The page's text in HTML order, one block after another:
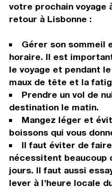
votre prochain voyage
retour à Lisbonne :
Gérer son sommeil
horaire. Il est
le voyage et pendant
maux de tête et la
Prendre un vol de
destination le matin.
Mangez léger et
boissons qui vous
Il faut éviter de
nécessitent beaucoup
jours. Il faut aussi
lever à l'heure locale